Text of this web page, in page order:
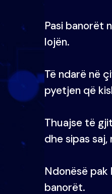
Pasi banorët
lojën.
Të ndarë në
pyetjen që
Thuajse të
dhe sipas
Ndonësë pak
banorët.